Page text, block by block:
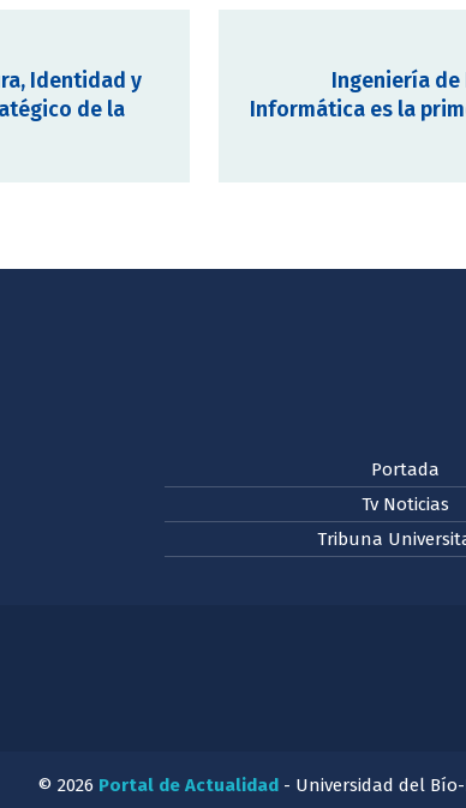
Identidad y
de la
Ingeniería de
Informática es la
Portada
Tv Noticias
Tribuna
© 2026 Portal de Actualidad- Universidad del Bío-